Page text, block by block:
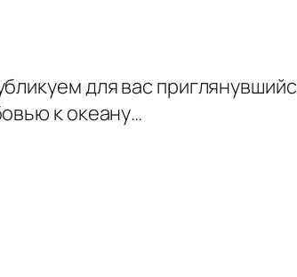
для вас
к океану…